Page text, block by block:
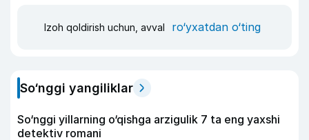
Izoh qoldirish uchun, avval ro‘yxatdan o‘ting
So‘nggi yangiliklar
So‘nggi yillarning o‘qishga arzigulik 7 ta eng yaxshi
detektiv romani